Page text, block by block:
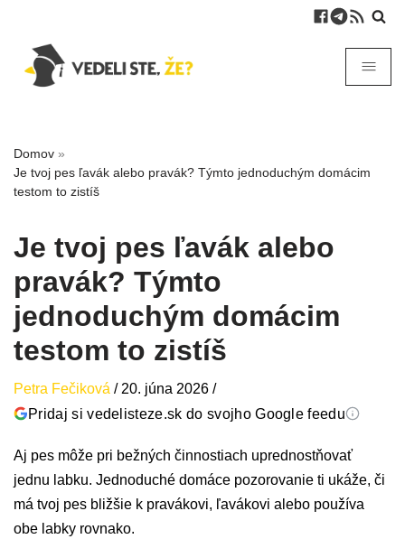
Domov »
Je tvoj pes ľavák alebo pravák? Týmto jednoduchým domácim
testom to zistíš
Je tvoj pes ľavák alebo
pravák? Týmto
jednoduchým domácim
testom to zistíš
Petra Fečiková / 20. júna 2026 /
Pridaj si vedelisteze.sk do svojho Google feedu
Aj pes môže pri bežných činnostiach uprednostňovať
jednu labku. Jednoduché domáce pozorovanie ti ukáže, či
má tvoj pes bližšie k pravákovi, ľavákovi alebo používa
obe labky rovnako.